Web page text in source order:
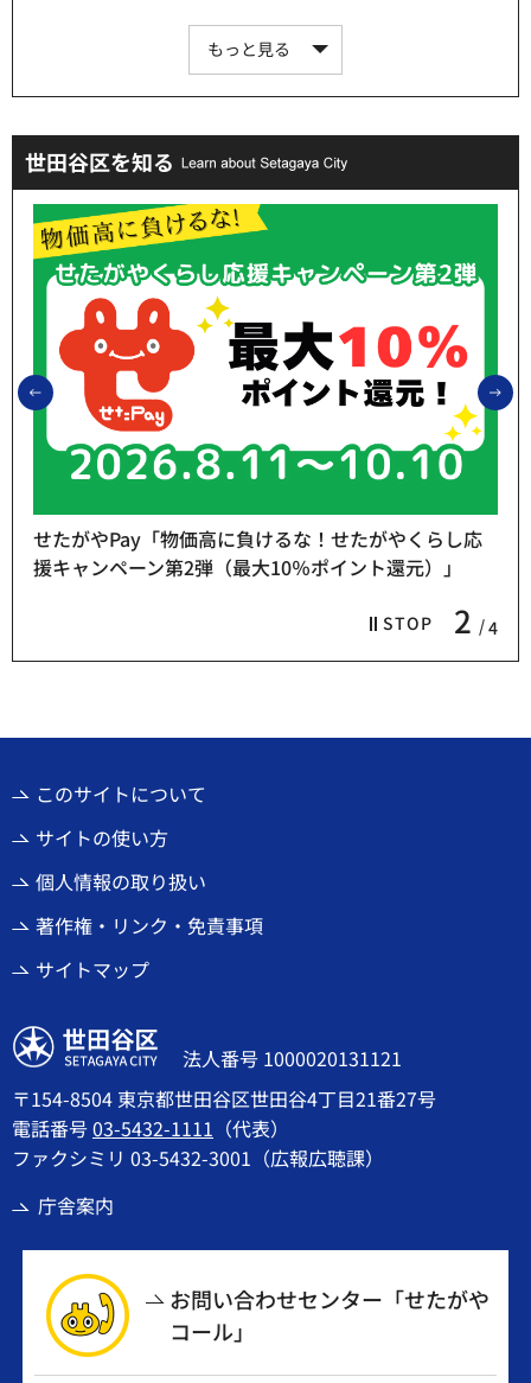
もっと見る
世田谷区を知る
前のスライドを表示
STOP 2 4
せたがやPay「物価高に負けるな！せたがやくらし応
援キャンペーン第2弾（最大10％ポイント還元）」
このサイトについて
サイトの使い方
個人情報の取り扱い
著作権・リンク・免責事項
サイトマップ
世田谷区
法人番号 1000020131121
〒154-8504 東京都世田谷区世田谷4丁目21番27号
電話番号03-5432-1111 （代表）
ファクシミリ 03-5432-3001（広報広聴課）
庁舎案内
お問い合わせセンター「せたがや
コール」